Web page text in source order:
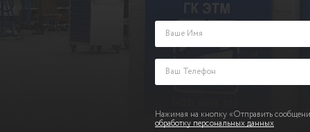
Нажимая на кнопку «Отправить
обработку персональных данных